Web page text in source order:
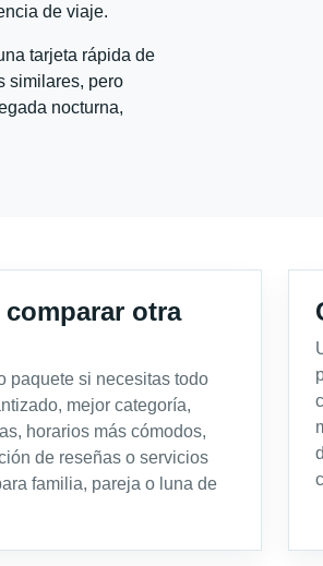
de viaje.
tarjeta rápida de
similares, pero
nocturna,
otra
paquete si necesitas todo
mejor categoría,
horarios más cómodos,
de reseñas o servicios
familia, pareja o luna de